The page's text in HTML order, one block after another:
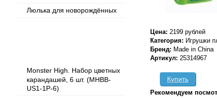
Люлька для новорождённых
Monster High. Набор цветных
карандашей, 6 шт. (MHBB-
US1-1P-6)
Цена: 2199 рублей
Категория: Игрушки
Бренд: Made in China
Артикул: 25314967
Купить
Рекомендуем